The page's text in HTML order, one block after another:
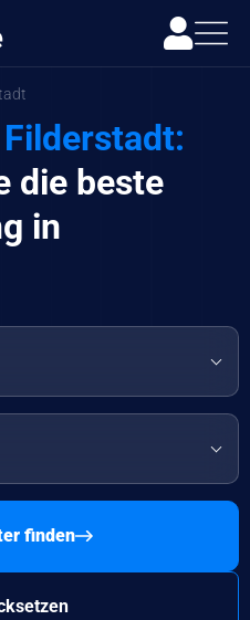
Filderstadt:
die beste
in
finden